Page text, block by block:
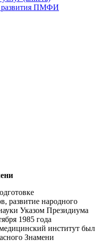
развития ПМФИ
развитие народного
Указом Президиума
1985 года
институт был
Знамени